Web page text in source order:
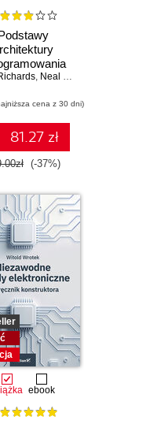
inżynierów.
, Neal Ford
cena z 30 dni)
81.27 zł
(-37%)
ebook